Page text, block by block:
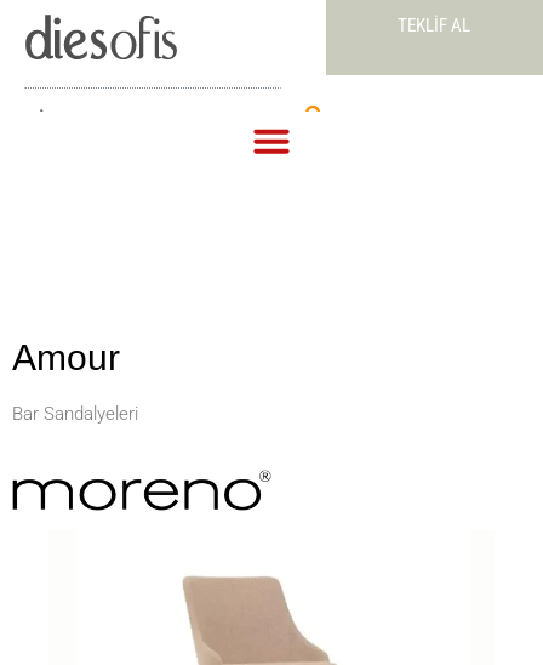
TEKLIF AL
Teklif Al
Amour
Bar Sandalyeleri